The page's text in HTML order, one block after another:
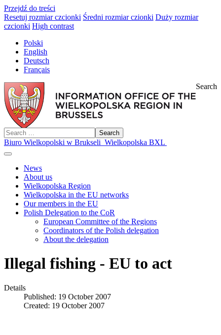
Przejdź do treści
Resetuj rozmiar czcionki Średni rozmiar czionki Duży rozmiar
czcionki High contrast
Polski
English
Deutsch
Français
Search
Search
Biuro Wielkopolski w Brukseli Wielkopolska BXL
News
About us
Wielkopolska Region
Wielkopolska in the EU networks
Our members in the EU
Polish Delegation to the CoR
European Committee of the Regions
Coordinators of the Polish delegation
About the delegation
Illegal fishing - EU to act
Details
Published: 19 October 2007
Created: 19 October 2007